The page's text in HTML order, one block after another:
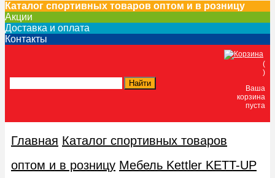
Каталог спортивных товаров оптом и в розницу
Акции
Доставка и оплата
Контакты
(
)
Ваша
корзина
пуста
Главная Каталог спортивных товаров
оптом и в розницу Мебель Kettler KETT-UP